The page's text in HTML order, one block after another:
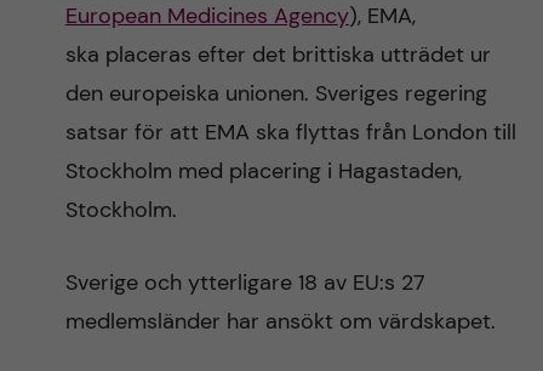
c
h
f
i
d
u
European Medicines Agency), EMA,
ska placeras efter det brittiska utträdet ur
den europeiska unionen. Sveriges regering
satsar för att EMA ska flyttas från London till
Stockholm med placering i Hagastaden,
Stockholm.
Sverige och ytterligare 18 av EU:s 27
medlemsländer har ansökt om värdskapet.